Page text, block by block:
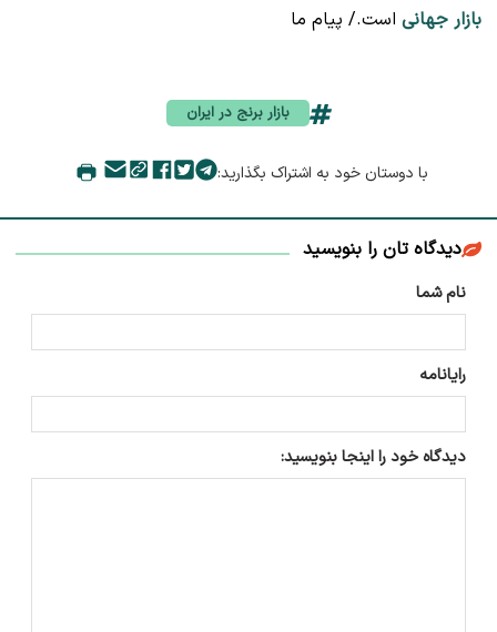
بازار جهانی است./ پیام ما
بازار برنج در ایران
با دوستان خود به اشتراک بگذارید:
دیدگاه تان را بنویسید
نام شما
رایانامه
دیدگاه خود را اینجا بنویسید: